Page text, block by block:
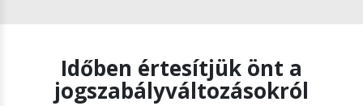
Időben értesítjük önt a
jogszabályváltozásokról